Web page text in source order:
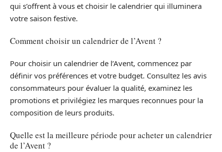
qui s’offrent à vous et choisir le calendrier qui illuminera
votre saison festive.
Comment choisir un calendrier de l’Avent ?
Pour choisir un calendrier de l’Avent, commencez par
définir vos préférences et votre budget. Consultez les avis
consommateurs pour évaluer la qualité, examinez les
promotions et privilégiez les marques reconnues pour la
composition de leurs produits.
Quelle est la meilleure période pour acheter un calendrier
de l’Avent ?